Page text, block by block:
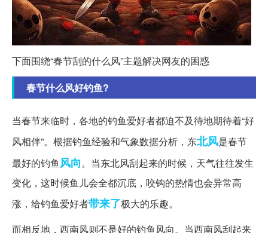
下面围绕“春节刮的什么风”主题解决网友的困惑
春节什么风好钓鱼?
当春节来临时，各地的钓鱼爱好者都迫不及待地期待着“好
风相伴”。根据钓鱼经验和气象数据分析，东北风是春节
最好的钓鱼风向。当东北风刮起来的时候，天气往往发生
变化，这时候鱼儿会全都沉底，咬钩的热情也会异常高
涨，给钓鱼爱好者带来了极大的乐趣。
而相反地，西南风则不是好的钓鱼风向。当西南风刮起来